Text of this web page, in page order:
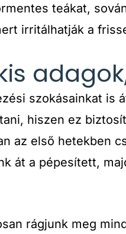
teákat,
irritálhatják a
szokásainkat is
hiszen ez
az első hetekben
át a pépesített,
rágjunk meg